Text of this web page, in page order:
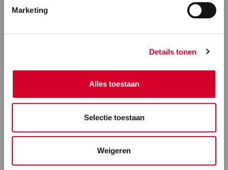
Marketing
Details tonen
Alles toestaan
Selectie toestaan
Weigeren